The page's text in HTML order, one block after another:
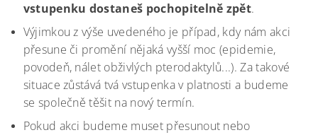
vstupenku dostaneš pochopitelně zpět.
Výjimkou z výše uvedeného je případ, kdy nám akci
přesune či promění nějaká vyšší moc (epidemie,
povodeň, nálet obživlých pterodaktylů...). Za takové
situace zůstává tvá vstupenka v platnosti a budeme
se společně těšit na nový termín.
Pokud akci budeme muset přesunout nebo